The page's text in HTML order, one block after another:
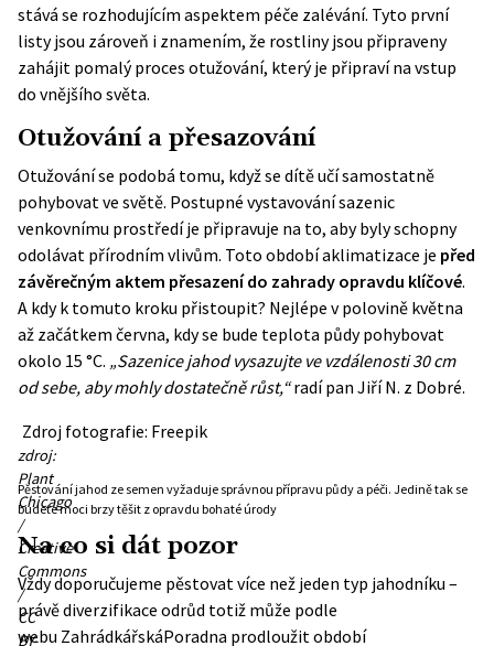
stává se rozhodujícím aspektem péče zalévání. Tyto první
listy jsou zároveň i znamením, že rostliny jsou připraveny
zahájit pomalý proces otužování, který je připraví na vstup
do vnějšího světa.
Otužování a přesazování
Otužování se podobá tomu, když se dítě učí samostatně
pohybovat ve světě. Postupné vystavování sazenic
venkovnímu prostředí je připravuje na to, aby byly schopny
odolávat přírodním vlivům. Toto období aklimatizace je před
závěrečným aktem přesazení do zahrady opravdu klíčové.
A kdy k tomuto kroku přistoupit? Nejlépe v polovině května
až začátkem června, kdy se bude teplota půdy pohybovat
okolo 15 °C. „Sazenice jahod vysazujte ve vzdálenosti 30 cm
od sebe, aby mohly dostatečně růst,“radí pan Jiří N. z Dobré.
zdroj:
Plant
Chicago
/
Creative
Commons
/
CC
BY-
Zdroj fotografie: Freepik
Pěstování jahod ze semen vyžaduje správnou přípravu půdy a péči. Jedině tak se
budete moci brzy těšit z opravdu bohaté úrody
Na co si dát pozor
Vždy doporučujeme pěstovat více než jeden typ jahodníku –
právě diverzifikace odrůd totiž může podle
webu ZahrádkářskáPoradna prodloužit období